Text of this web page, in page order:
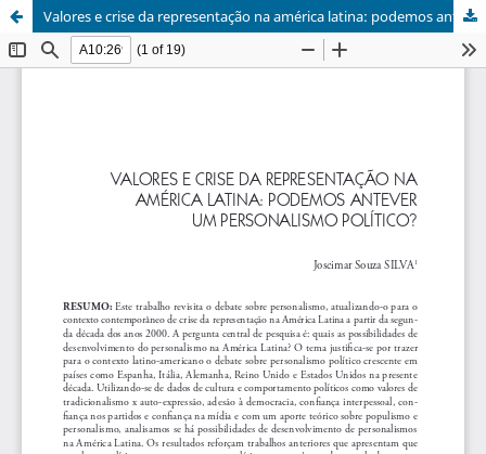
Valores e crise da representação na américa latina: podemos antever um personalismo político?